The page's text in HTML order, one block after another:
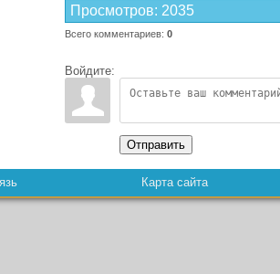
Просмотров: 2035
Всего комментариев: 0
Войдите:
Отправить
Карта сайта